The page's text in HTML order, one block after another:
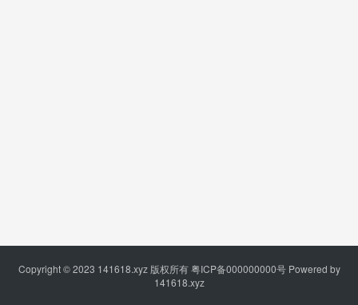
Copyright © 2023 141618.xyz版权所有粤ICP备000000000号Powered by
141618.xyz